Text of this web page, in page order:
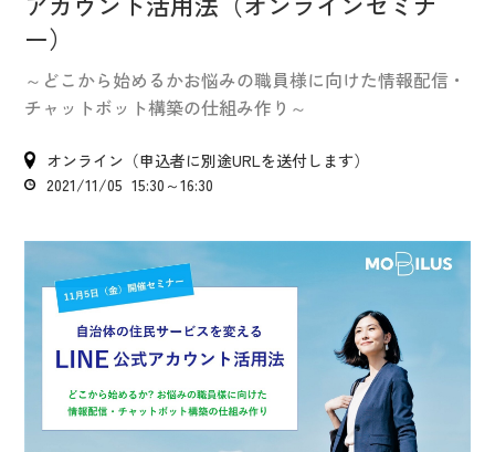
ー）
～どこから始めるかお悩みの職員様に向けた情報配信・
チャットボット構築の仕組み作り～
オンライン（申込者に別途URLを送付します）
2021/11/05 15:30～16:30